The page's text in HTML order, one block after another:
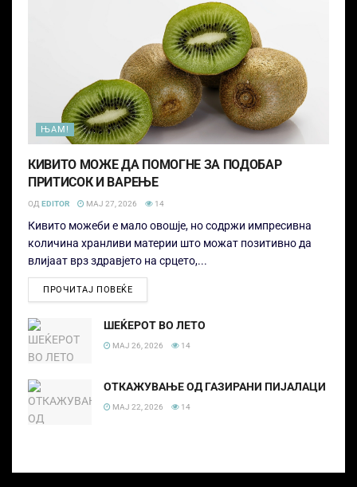
ЊАМ!
КИВИТО МОЖЕ ДА ПОМОГНЕ ЗА ПОДОБАР
ПРИТИСОК И ВАРЕЊЕ
ОД EDITOR МАЈ 27, 2026 14
Кивито можеби е мало овошје, но содржи импресивна
количина хранливи материи што можат позитивно да
влијаат врз здравјето на срцето,...
ПРОЧИТАЈ ПОВЕЌЕ
ШЕЌЕРОТ ВО ЛЕТО
МАЈ 26, 2026 14
ОТКАЖУВАЊЕ ОД ГАЗИРАНИ ПИЈАЛАЦИ
МАЈ 22, 2026 14